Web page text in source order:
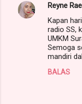
K
Reyne
Kapan
radio SS,
UMKM
Semoga
mandiri
BALAS